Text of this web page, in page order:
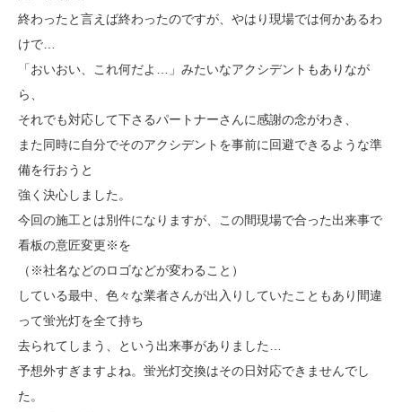
終わったと言えば終わったのですが、やはり現場では何かあるわ
けで…
「おいおい、これ何だよ…」みたいなアクシデントもありなが
ら、
それでも対応して下さるパートナーさんに感謝の念がわき、
また同時に自分でそのアクシデントを事前に回避できるような準
備を行おうと
強く決心しました。
今回の施工とは別件になりますが、この間現場で合った出来事で
看板の意匠変更※を
（※社名などのロゴなどが変わること）
している最中、色々な業者さんが出入りしていたこともあり間違
って蛍光灯を全て持ち
去られてしまう、という出来事がありました…
予想外すぎますよね。蛍光灯交換はその日対応できませんでし
た。